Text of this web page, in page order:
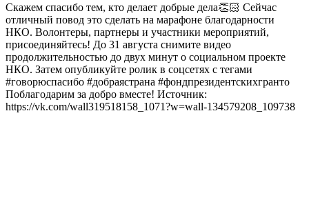
Скажем спасибо тем, кто делает добрые дела👏🏻 Сейчас
отличный повод это сделать на марафоне благодарности
НКО. Волонтеры, партнеры и участники мероприятий,
присоединяйтесь! До 31 августа снимите видео
продолжительностью до двух минут о социальном проекте
НКО. Затем опубликуйте ролик в соцсетях с тегами
#говорюспасибо #добраястрана #фондпрезидентскихгранто
Поблагодарим за добро вместе! Источник:
https://vk.com/wall319518158_1071?w=wall-134579208_109738